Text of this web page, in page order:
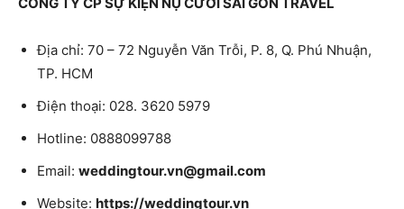
Địa chỉ: 70 – 72 Nguyễn Văn Trỗi, P. 8, Q. Phú Nhuận,
TP. HCM
Điện thoại: 028. 3620 5979
Hotline: 0888099788
Email: weddingtour.vn@gmail.com
Website: https://weddingtour.vn